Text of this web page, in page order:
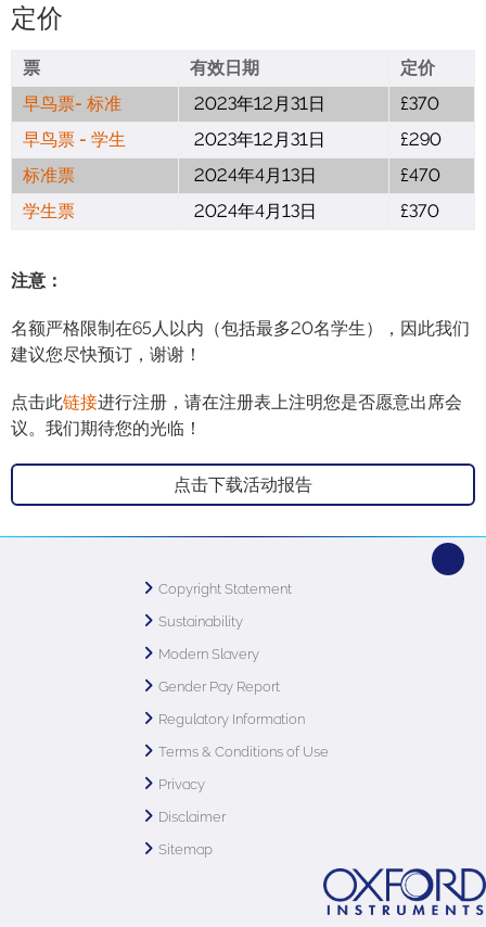
定价
票 有效日期
定价
早鸟票- 标准
2023年12月31日
£370
早鸟票 - 学生
2023年12月31日
£290
标准票
2024年4月13日
£470
学生票
2024年4月13日 £370
注意：
名额严格限制在65人以内（包括最多20名学生），因此我们
建议您尽快预订，谢谢！
点击此链接进行注册，请在注册表上注明您是否愿意出席会
议。我们期待您的光临！
点击下载活动报告
Copyright Statement
Sustainability
Modern Slavery
Gender Pay Report
Regulatory Information
Terms & Conditions of Use
Privacy
Disclaimer
Sitemap